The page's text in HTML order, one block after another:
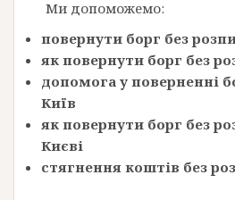
Ми допоможемо:
повернути борг без
як повернути борг без
допомога у поверненні
Київ
як повернути борг без
Києві
стягнення коштів без